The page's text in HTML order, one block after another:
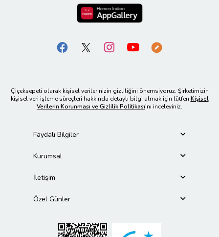
Çiçeksepeti olarak kişisel verilerinizin gizliliğini önemsiyoruz. Şirketimizin
kişisel veri işleme süreçleri hakkında detaylı bilgi almak için lütfen Kişisel
Verilerin Korunması ve Gizlilik Politikası’nı inceleyiniz.
Faydalı Bilgiler
Kurumsal
İletişim
Özel Günler